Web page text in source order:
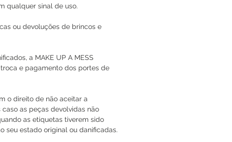
qualquer sinal de uso.
ou devoluções de brincos e
a MAKE UP A MESS
e pagamento dos portes de
o direito de não aceitar a
as peças devolvidas não
as etiquetas tiverem sido
seu estado original ou danificadas.